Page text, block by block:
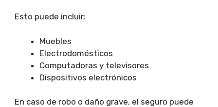
Esto puede incluir:
Muebles
Electrodomésticos
Computadoras y televisores
Dispositivos electrónicos
En caso de robo o daño grave, el seguro puede